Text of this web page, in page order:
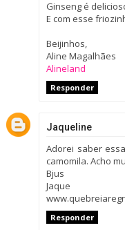
Ginseng é
E com esse
Beijinhos,
Aline Magalhães
Alineland
Responder
Jaqueline
Adorei saber
camomila. Acho
Bjus
Jaque
Responder